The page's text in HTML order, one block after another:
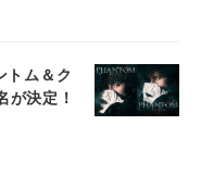
トム＆ク
が決定！